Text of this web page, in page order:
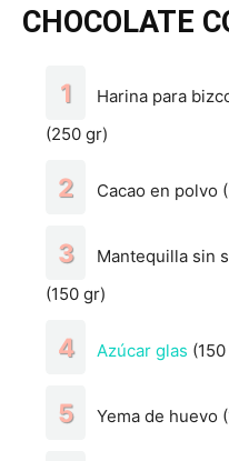
CHOCOLATE
Harina para
(250 gr)
Cacao en polvo
Mantequilla sin
(150 gr)
Azúcar glas
Yema de huevo